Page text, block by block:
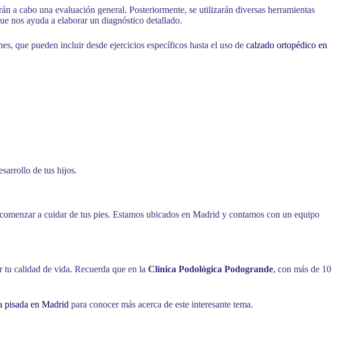
a cabo una evaluación general. Posteriormente, se utilizarán diversas herramientas
nos ayuda a elaborar un diagnóstico detallado.
que pueden incluir desde ejercicios específicos hasta el uso de calzado ortopédico en
de tus hijos.
a cuidar de tus pies. Estamos ubicados en Madrid y contamos con un equipo
calidad de vida. Recuerda que en la Clínica Podológica Podogrande, con más de 10
pisada en Madrid para conocer más acerca de este interesante tema.